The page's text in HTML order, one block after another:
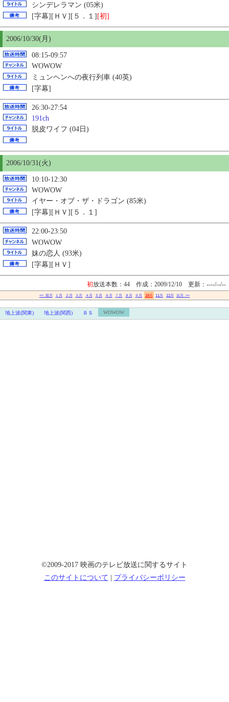
シンデレラマン (05米)
[字幕][ＨＶ][５．１] [初]
2006/10/30(月)
08:15-09:57
WOWOW
ミュンヘンへの夜行列車 (40英)
[字幕]
26:30-27:54
191ch
脱皮ワイフ (04日)
2006/10/31(火)
10:10-12:30
WOWOW
イヤー・オブ・ザ・ドラゴン (85米)
[字幕][ＨＶ][５．１]
22:00-23:50
WOWOW
妹の恋人 (93米)
[字幕][ＨＶ]
初放送本数：44 作成：2009/12/10 更新：----/--/--
<< 前月 １月 ２月 ３月 ４月 ５月 ６月 ７月 ８月 ９月 10月 11月 12月 次月 >>
地上波(関東) 地上波(関西) ＢＳ WOWOW
©2009-2017 映画のテレビ放送に関するサイト
このサイトについて
プライバシーポリシー